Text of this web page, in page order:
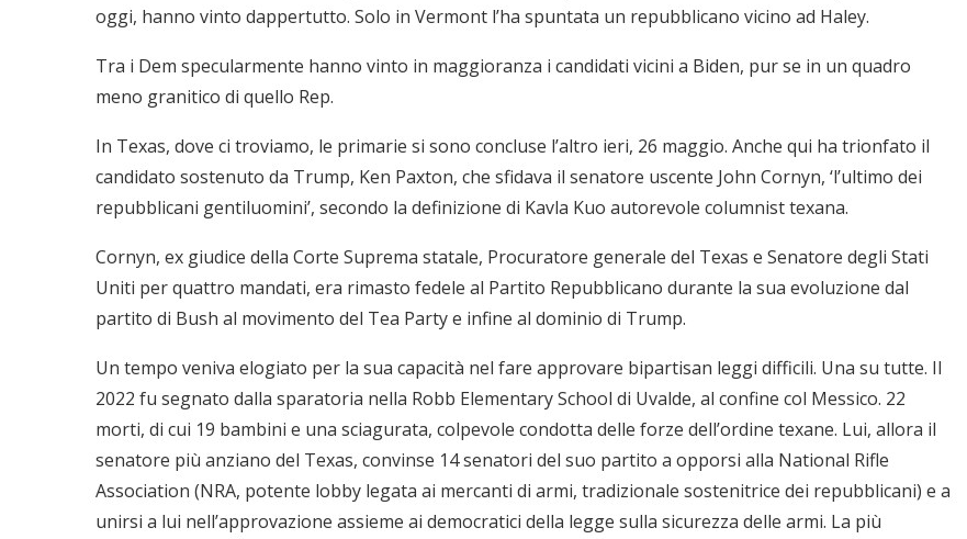
oggi, hanno vinto dappertutto. Solo in Vermont l’ha spuntata un repubblicano vicino ad Haley.
Tra i Dem specularmente hanno vinto in maggioranza i candidati vicini a Biden, pur se in un quadro
meno granitico di quello Rep.
In Texas, dove ci troviamo, le primarie si sono concluse l’altro ieri, 26 maggio. Anche qui ha trionfato il
candidato sostenuto da Trump, Ken Paxton, che sfidava il senatore uscente John Cornyn, ‘l’ultimo dei
repubblicani gentiluomini’, secondo la definizione di Kavla Kuo autorevole columnist texana.
Cornyn, ex giudice della Corte Suprema statale, Procuratore generale del Texas e Senatore degli Stati
Uniti per quattro mandati, era rimasto fedele al Partito Repubblicano durante la sua evoluzione dal
partito di Bush al movimento del Tea Party e infine al dominio di Trump.
Un tempo veniva elogiato per la sua capacità nel fare approvare bipartisan leggi difficili. Una su tutte. Il
2022 fu segnato dalla sparatoria nella Robb Elementary School di Uvalde, al confine col Messico. 22
morti, di cui 19 bambini e una sciagurata, colpevole condotta delle forze dell’ordine texane. Lui, allora il
senatore più anziano del Texas, convinse 14 senatori del suo partito a opporsi alla National Rifle
Association (NRA, potente lobby legata ai mercanti di armi, tradizionale sostenitrice dei repubblicani) e a
unirsi a lui nell’approvazione assieme ai democratici della legge sulla sicurezza delle armi. La più
presentato da Milvia Marigliano
“Il respiro del mare”, personale
Nuova tanker in acciaio inox
Una barca entra nel Fiordo di
“Un’Ape tra le pagine”, prestito
presentato da Milvia Marigliano